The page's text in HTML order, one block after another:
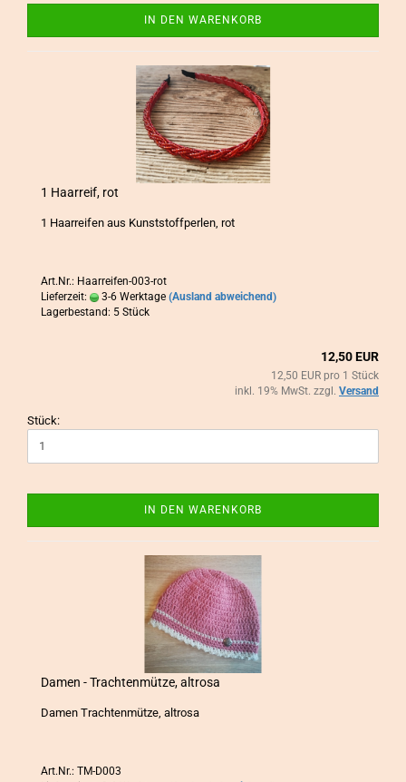
IN DEN WARENKORB
1 Haar­reif, rot
1 Haar­rei­fen aus Kunst­stoff­per­len, rot
Art.Nr.: Haarreifen-003-rot
Lieferzeit:
3-6 Werktage (Ausland abweichend)
Lagerbestand: 5 Stück
12,50 EUR
12,50 EUR pro 1 Stück
inkl. 19% MwSt. zzgl. Versand
Stück:
IN DEN WARENKORB
Damen - Trach­ten­müt­ze, alt­ro­sa
Damen Trach­ten­müt­ze, alt­ro­sa
Art.Nr.: TM-D003